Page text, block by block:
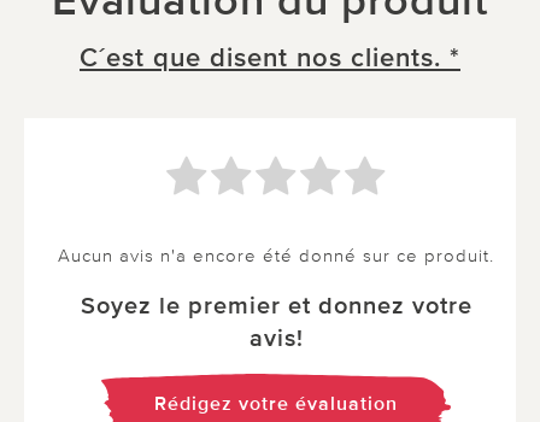
C´est que disent nos clients. *
Aucun avis n'a encore été donné sur ce produit.
Soyez le premier et donnez votre
avis!
Rédigez votre évaluation